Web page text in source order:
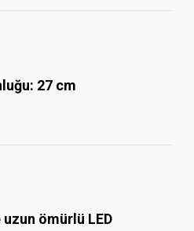
27 cm
ömürlü LED